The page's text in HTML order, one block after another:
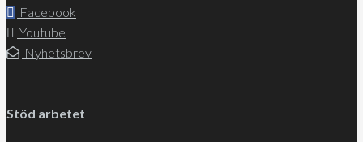
Facebook
Youtube
Nyhetsbrev
Stöd arbetet